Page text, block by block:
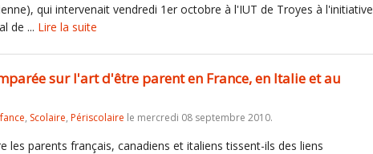
qui intervenait vendredi 1er octobre à l'IUT de Troyes à l'initiative
de ... Lire la suite
sur l'art d'être parent en France, en Italie et au
, Scolaire, Périscolaire le mercredi 08 septembre 2010.
les parents français, canadiens et italiens tissent-ils des liens